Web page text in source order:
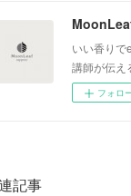
いい香り
講師が伝え
フォロ
記事